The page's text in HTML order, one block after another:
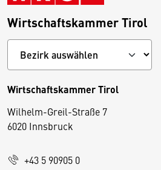
Wirtschaftskammer Tirol
Wirtschaftskammer Tirol
Wilhelm-Greil-Straße 7
6020 Innsbruck
+43 5 90905 0
D
i
s